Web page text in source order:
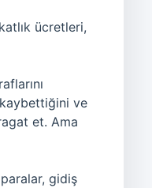
ücretleri,
ve
et. Ama
gidiş